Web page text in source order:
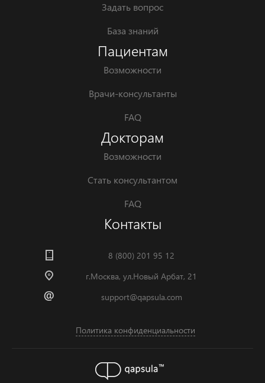
Задать вопрос
База знаний
Пациентам
Возможности
Врачи-консультанты
FAQ
Докторам
Возможности
Стать консультантом
FAQ
Контакты
8 (800) 201 95 12
г.Москва, ул.Новый Арбат, 21
support@qapsula.com
Политика конфиденциальности